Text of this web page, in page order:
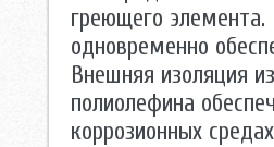
греющего
одновременно
Внешняя изоляция
полиолефина
коррозионных